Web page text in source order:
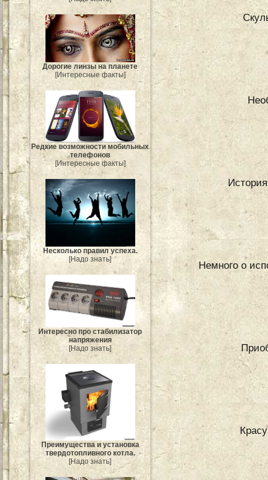
Дорогие линзы на планете
[Интересные факты]
Редкие возможности мобильных
телефонов
[Интересные факты]
Несколько правил успеха.
[Надо знать]
Интересно про стабилизатор
напряжения
[Надо знать]
Преимущества и установка
твердотопливного котла.
[Надо знать]
Немного о